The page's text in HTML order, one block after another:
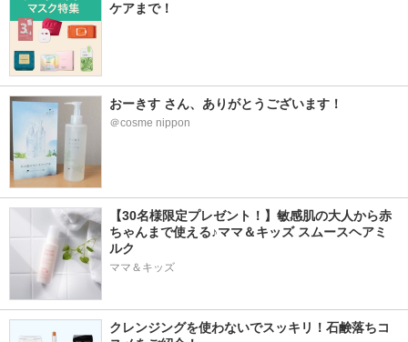
ケアまで！
おーきす さん、ありがとうございます！
＠cosme nippon
【30名様限定プレゼント！】敏感肌の大人から赤
ちゃんまで使える♪ママ＆キッズ スムースヘアミ
ルク
ママ＆キッズ
クレンジングを使わないでスッキリ！石鹸落ちコ